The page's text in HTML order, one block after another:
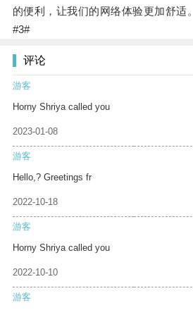
的便利，让我们的网络体验更加舒适。
#3#
评论
游客
Horny Shriya called you
2023-01-08
游客
Hello,? Greetings fr
2022-10-18
游客
Horny Shriya called you
2022-10-10
游客